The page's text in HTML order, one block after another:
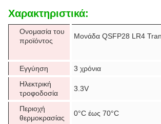
Χαρακτηριστικά:
Ονομασία του
προϊόντος
Μονάδα QSFP28 LR4
Εγγύηση
3 χρόνια
Ηλεκτρική
τροφοδοσία
3.3V
Περιοχή
θερμοκρασίας
0°C έως 70°C